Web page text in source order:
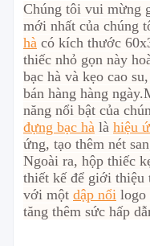
Chúng tôi vui mừng
mới nhất của chúng
hà có kích thước
thiếc nhỏ gọn này
bạc hà và kẹo cao
bán hàng hàng ngày.
năng nổi bật của
đựng bạc hà là hiệu
ứng, tạo thêm nét
Ngoài ra, hộp thiếc
thiết kế để giới thiệu
với một dập nổi logo
tăng thêm sức hấp